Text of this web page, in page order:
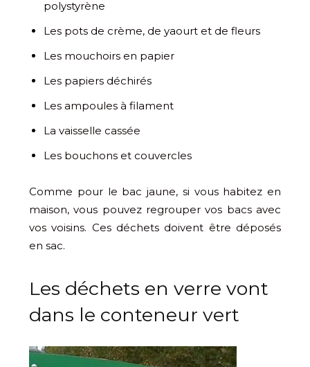
polystyrène
Les pots de crème, de yaourt et de fleurs
Les mouchoirs en papier
Les papiers déchirés
Les ampoules à filament
La vaisselle cassée
Les bouchons et couvercles
Comme pour le bac jaune, si vous habitez en
maison, vous pouvez regrouper vos bacs avec
vos voisins. Ces déchets doivent être déposés
en sac.
Les déchets en verre vont
dans le conteneur vert